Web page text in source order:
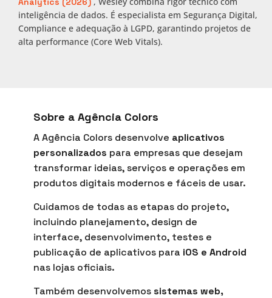
inteligência de dados. É especialista em Segurança Digital,
Compliance e adequação à LGPD, garantindo projetos de
alta performance (Core Web Vitals).
Sobre a Agência Colors
A Agência Colors desenvolve aplicativos
personalizados para empresas que desejam
transformar ideias, serviços e operações em
produtos digitais modernos e fáceis de usar.
Cuidamos de todas as etapas do projeto,
incluindo planejamento, design de
interface, desenvolvimento, testes e
publicação de aplicativos para iOS e Android
nas lojas oficiais.
Também desenvolvemossistemas web,